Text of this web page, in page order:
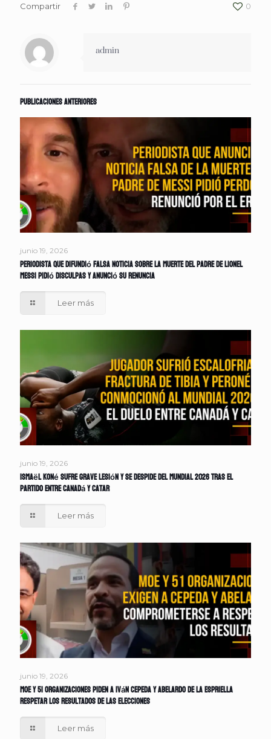
Compartir 0
admin
Publicaciones anteriores
junio 19, 2026
Periodista que difundió falsa noticia sobre la muerte del padre de Lionel
Messi pidió disculpas y anunció su renuncia
Leer más
junio 19, 2026
Ismaël Koné sufre grave lesión y se despide del Mundial 2026 tras el
partido entre Canadá y Catar
Leer más
junio 19, 2026
MOE y 51 organizaciones piden a Iván Cepeda y Abelardo de la Espriella
respetar los resultados de las elecciones
Leer más